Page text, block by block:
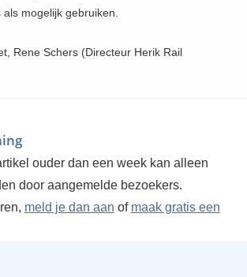
mogelijk gebruiken.
Rene Schers (Directeur Herik Rail
ouder dan een week kan alleen
door aangemelde bezoekers.
meld je dan aan of maak gratis een